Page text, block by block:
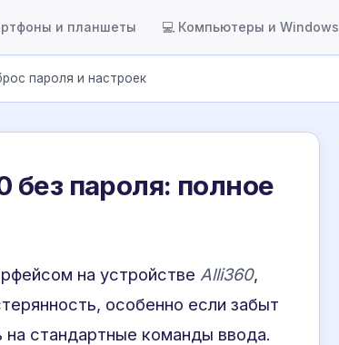
и планшеты 💻 Компьютеры и Windows
пароля и настроек
без пароля: полное
на устройстве Alli360,
особенно если забыт
на стандартные команды ввода.